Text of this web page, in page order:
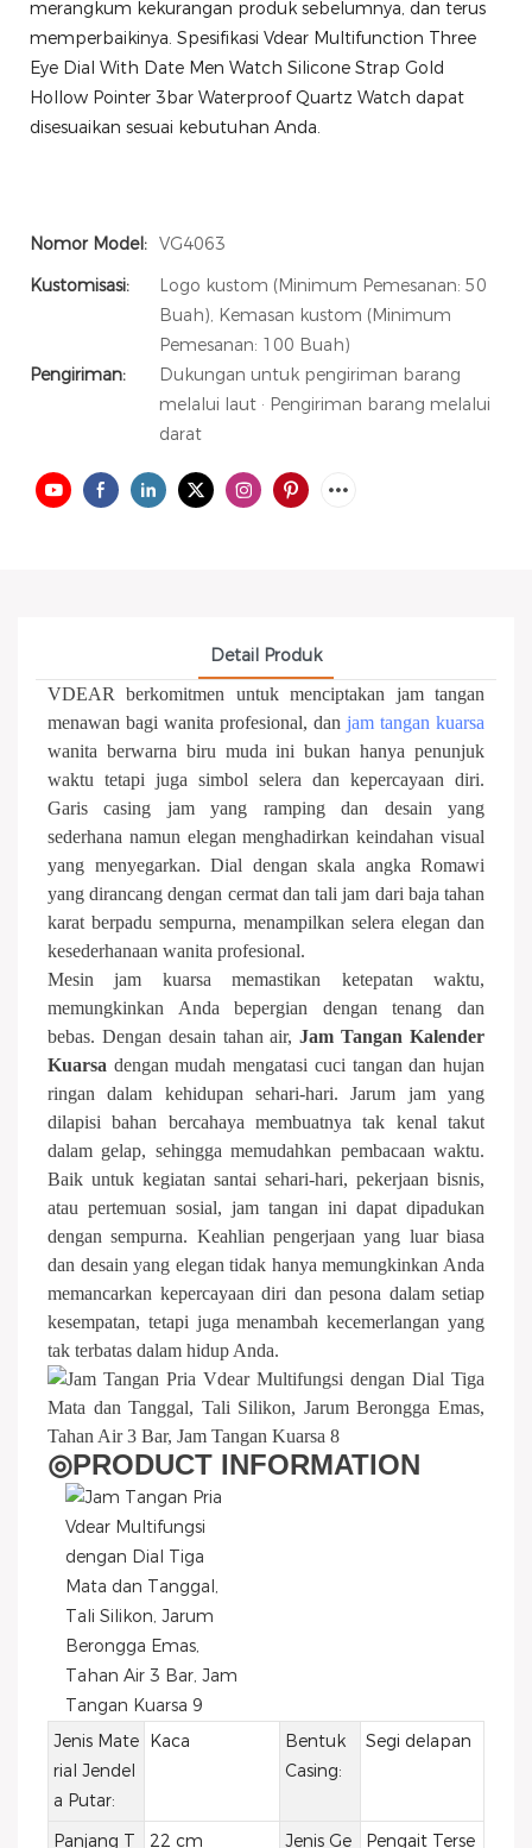
merangkum kekurangan produk sebelumnya, dan terus
memperbaikinya. Spesifikasi Vdear Multifunction Three
Eye Dial With Date Men Watch Silicone Strap Gold
Hollow Pointer 3bar Waterproof Quartz Watch dapat
disesuaikan sesuai kebutuhan Anda.
Nomor Model: VG4063
Kustomisasi:
Logo kustom (Minimum Pemesanan: 50
Buah), Kemasan kustom (Minimum
Pemesanan: 100 Buah)
Pengiriman:
Dukungan untuk pengiriman barang
melalui laut · Pengiriman barang melalui
darat
Detail Produk
VDEAR berkomitmen untuk menciptakan jam tangan
menawan bagi wanita profesional, dan jam tangan kuarsa
wanita berwarna biru muda ini bukan hanya penunjuk
waktu tetapi juga simbol selera dan kepercayaan diri.
Garis casing jam yang ramping dan desain yang
sederhana namun elegan menghadirkan keindahan visual
yang menyegarkan. Dial dengan skala angka Romawi
yang dirancang dengan cermat dan tali jam dari baja tahan
karat berpadu sempurna, menampilkan selera elegan dan
kesederhanaan wanita profesional.
Mesin jam kuarsa memastikan ketepatan waktu,
memungkinkan Anda bepergian dengan tenang dan
bebas. Dengan desain tahan air,Jam Tangan Kalender
Kuarsa dengan mudah mengatasi cuci tangan dan hujan
ringan dalam kehidupan sehari-hari. Jarum jam yang
dilapisi bahan bercahaya membuatnya tak kenal takut
dalam gelap, sehingga memudahkan pembacaan waktu.
Baik untuk kegiatan santai sehari-hari, pekerjaan bisnis,
atau pertemuan sosial, jam tangan ini dapat dipadukan
dengan sempurna. Keahlian pengerjaan yang luar biasa
dan desain yang elegan tidak hanya memungkinkan Anda
memancarkan kepercayaan diri dan pesona dalam setiap
kesempatan, tetapi juga menambah kecemerlangan yang
tak terbatas dalam hidup Anda.
◎PRODUCT INFORMATION
Jenis Mate
rial Jendel
a Putar:
Kaca
Bentuk
Casing:
Segi delapan
Panjang T
22 cm
Jenis Ge
Pengait Terse